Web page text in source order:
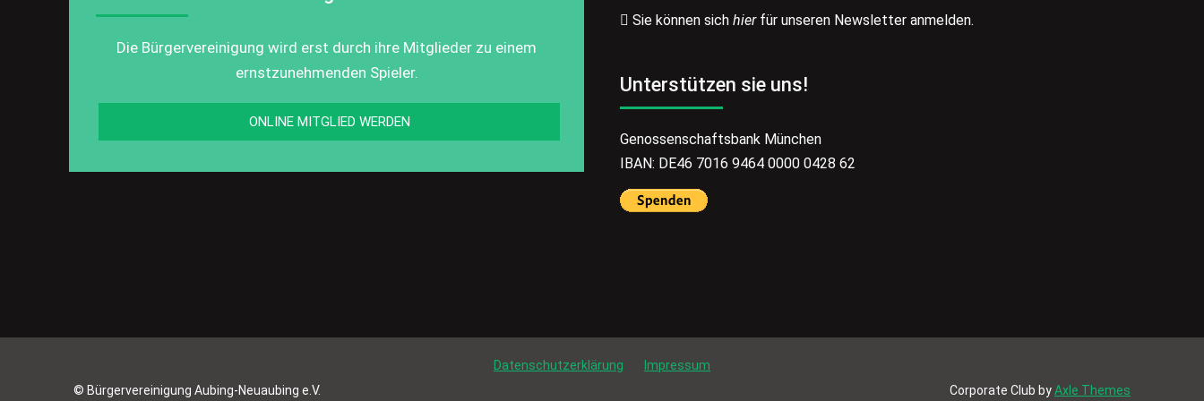
Die Bürgervereinigung wird erst durch ihre Mitglieder zu einem
ernstzunehmenden Spieler.
ONLINE MITGLIED WERDEN
Sie können sich hier für unseren Newsletter anmelden.
Unterstützen sie uns!
Genossenschaftsbank München
IBAN: DE46 7016 9464 0000 0428 62
Datenschutzerklärung
Impressum
© Bürgervereinigung Aubing-Neuaubing e.V.
Corporate Club byAxle Themes